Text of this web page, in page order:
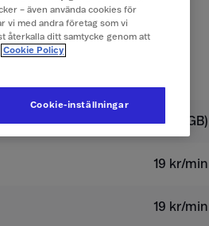
Surfpass 179 kr/dygn (2 GB)
19 kr/min
19 kr/min
– även använda cookies för
vi med andra företag som vi
återkalla ditt samtycke genom att
Cookie Policy
Cookie-inställningar